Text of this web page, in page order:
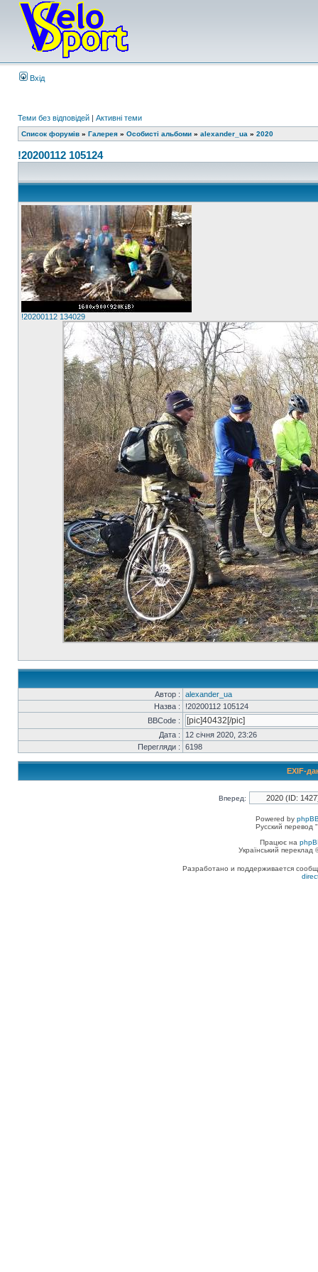
Вхід
Теми без відповідей | Активні теми
Список форумів » Галерея » Особисті альбоми » alexander_ua » 2020
!20200112 105124
!20200112 134029
Автор :
alexander_ua
Назва :
!20200112 105124
BBCode :
Дата :
12 січня 2020, 23:26
Перегляди :
6198
EXIF-
Вперед:
Powered by
Русский перевод
Працює на
Український
Разработано и поддерживается